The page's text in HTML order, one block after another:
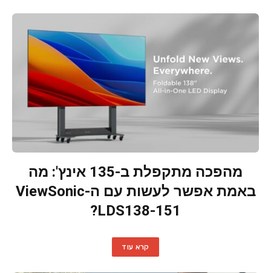
מהפכה מתקפלת ב-135 אינץ': מה
באמת אפשר לעשות עם ה-ViewSonic
LDS138-151?
קרא עוד